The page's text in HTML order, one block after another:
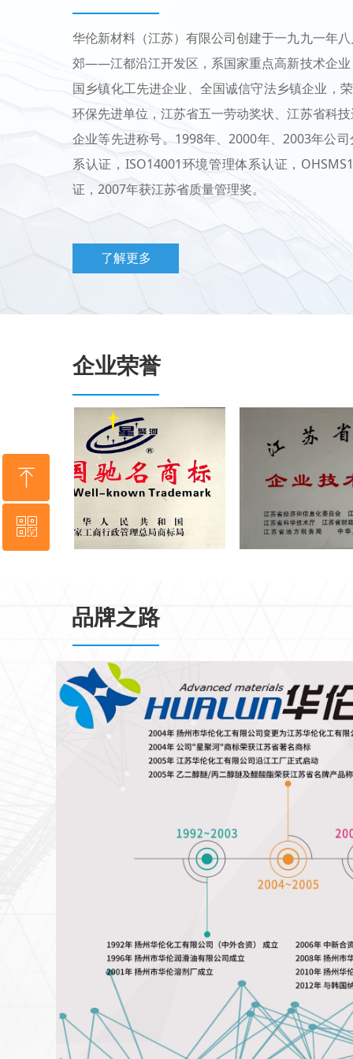
了解更多
华伦新材料（江苏）有限公司创建于一九九一年
郊——江都沿江开发区，系国家重点高新技术企
国乡镇化工先进企业、全国诚信守法乡镇企业，
环保先进单位，江苏省五一劳动奖状、江苏省科
企业等先进称号。1998年、2000年、2003年公
系认证，ISO14001环境管理体系认证，
证，2007年获江苏省质量管理奖。
企业荣誉
品牌之路
ꁸ
回到顶部
ꀥ